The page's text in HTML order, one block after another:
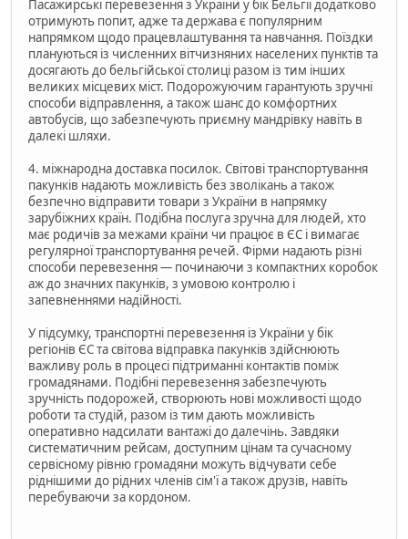
Пасажирські перевезення з України у бік Бельгії додатково
отримують попит, адже та держава є популярним
напрямком щодо працевлаштування та навчання. Поїздки
плануються із численних вітчизняних населених пунктів та
досягають до бельгійської столиці разом із тим інших
великих місцевих міст. Подорожуючим гарантують зручні
способи відправлення, а також шанс до комфортних
автобусів, що забезпечують приємну мандрівку навіть в
далекі шляхи.
4. міжнародна доставка посилок. Світові транспортування
пакунків надають можливість без зволікань а також
безпечнo відправити товари з України в напрямку
зарубіжних країн. Подібна послуга зручна для людей, хто
має родичів за межами країни чи працює в ЄС і вимагає
регулярної транспортування речей. Фірми надають різні
способи перевезення — починаючи з компактних коробок
аж до значних пакунків, з умовою контролю і
запевненнями надійності.
У підсумку, транспортні перевезення із України у бік
регіонів ЄС та світова відправка пакунків здійснюють
важливу роль в процесі підтриманні контактів поміж
громадянами. Подібні перевезення забезпечують
зручність подорожей, створюють нові можливості щодо
роботи та студій, разом із тим дають можливість
оперативно надсилати вантажі до далечінь. Завдяки
систематичним рейсам, доступним цінам та сучасному
сервісному рівню громадяни можуть відчувати себе
ріднішими до рідних членів сім'ї а також друзів, навіть
перебуваючи за кордоном.